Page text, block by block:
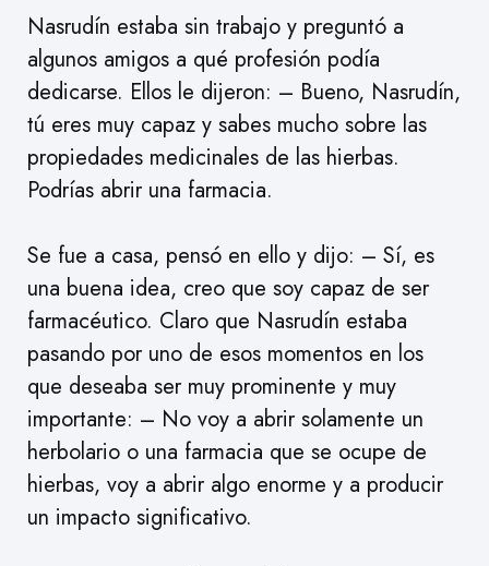
Nasrudín estaba sin trabajo y preguntó a
algunos amigos a qué profesión podía
dedicarse. Ellos le dijeron: – Bueno, Nasrudín,
tú eres muy capaz y sabes mucho sobre las
propiedades medicinales de las hierbas.
Podrías abrir una farmacia.
Se fue a casa, pensó en ello y dijo: – Sí, es
una buena idea, creo que soy capaz de ser
farmacéutico. Claro que Nasrudín estaba
pasando por uno de esos momentos en los
que deseaba ser muy prominente y muy
importante: – No voy a abrir solamente un
herbolario o una farmacia que se ocupe de
hierbas, voy a abrir algo enorme y a producir
un impacto significativo.